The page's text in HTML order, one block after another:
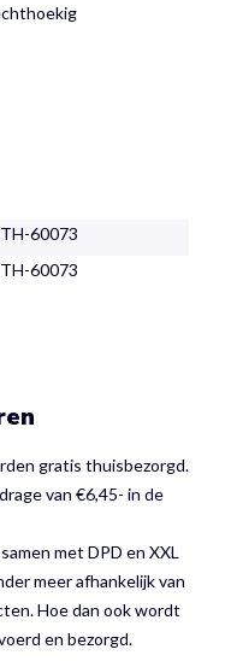
60073
60073
gratis thuisbezorgd.
van €6,45- in de
met DPD en XXL
meer afhankelijk van
Hoe dan ook wordt
en bezorgd.